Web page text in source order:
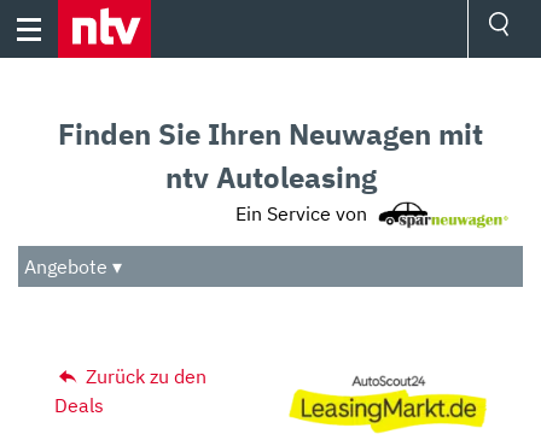
Skip
Audio
Das Beste
Finden Sie Ihren Neuwagen mit
ntv Autoleasing
Ein Service von
Angebote ▾
Zurück zu den
Deals